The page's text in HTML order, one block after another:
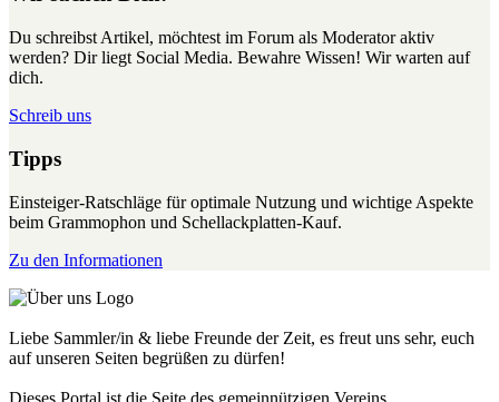
Du schreibst Artikel, möchtest im Forum als Moderator aktiv
werden? Dir liegt Social Media. Bewahre Wissen! Wir warten auf
dich.
Schreib uns
Tipps
Einsteiger-Ratschläge für optimale Nutzung und wichtige Aspekte
beim Grammophon und Schellackplatten-Kauf.
Zu den Informationen
Liebe Sammler/in & liebe Freunde der Zeit, es freut uns sehr, euch
auf unseren Seiten begrüßen zu dürfen!
Dieses Portal ist die Seite des gemeinnützigen Vereins